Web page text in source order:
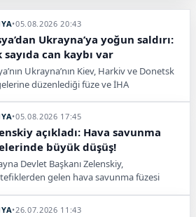
•05.08.2026 20:43
Ukrayna’ya yoğun saldırı:
sayıda can kaybı var
Ukrayna’nın Kiev, Harkiv ve Donetsk
düzenlediği füze ve İHA
•05.08.2026 17:45
açıkladı: Hava savunma
büyük düşüş!
Devlet Başkanı Zelenskiy,
gelen hava savunma füzesi
•26.07.2026 11:43